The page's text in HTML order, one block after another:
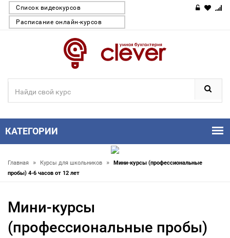
Список видеокурсов
Расписание онлайн-курсов
КАТЕГОРИИ
Главная » Курсы для школьников »
Мини-курсы (профессиональные
пробы) 4-6 часов от 12 лет
Мини-курсы
(профессиональные пробы)